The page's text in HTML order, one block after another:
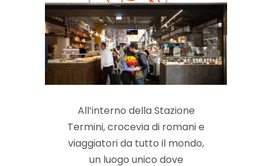
All’interno della Stazione
Termini, crocevia di romani e
viaggiatori da tutto il mondo,
un luogo unico dove